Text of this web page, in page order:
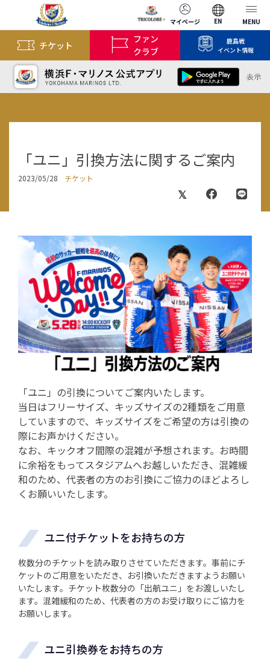
マイページ EN MENU
チケット
ファン
クラブ
鹿島戦
イベント情報
「ユニ」引換方法に関するご案内
2023/05/28 チケット
「ユニ」の引換についてご案内いたします。
当日はフリーサイズ、キッズサイズの2種類をご用意
していますので、キッズサイズをご希望の方は引換の
際にお声かけください。
なお、キックオフ間際の混雑が予想されます。お時間
に余裕をもってスタジアムへお越しいただき、混雑緩
和のため、代表者の方のお引換にご協力のほどよろし
くお願いいたします。
ユニ付チケットをお持ちの方
枚数分のチケットを読み取りさせていただきます。事前にチ
ケットのご用意をいただき、お引換いただきますようお願い
いたします。チケット枚数分の「出航ユニ」をお渡しいたし
ます。混雑緩和のため、代表者の方のお受け取りにご協力を
お願いします。
ユニ引換券をお持ちの方